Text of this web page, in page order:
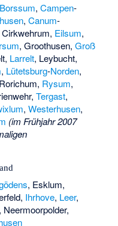
Borssum, Campen-
, Canum-
Eilsum,
, Groothusen, Groß
Larrelt, Leybucht,
, Lütetsburg-Norden,
Rysum,
Tergast,
, Westerhusen,
(im Frühjahr 2007
, Esklum,
Ihrhove, Leer,
Neermoorpolder,